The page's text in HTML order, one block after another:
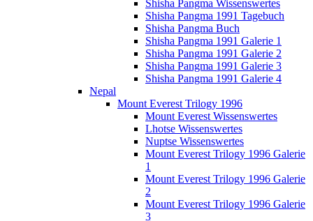
Shisha Pangma Wissenswertes
Shisha Pangma 1991 Tagebuch
Shisha Pangma Buch
Shisha Pangma 1991 Galerie 1
Shisha Pangma 1991 Galerie 2
Shisha Pangma 1991 Galerie 3
Shisha Pangma 1991 Galerie 4
Nepal
Mount Everest Trilogy 1996
Mount Everest Wissenswertes
Lhotse Wissenswertes
Nuptse Wissenswertes
Mount Everest Trilogy 1996 Galerie
1
Mount Everest Trilogy 1996 Galerie
2
Mount Everest Trilogy 1996 Galerie
3